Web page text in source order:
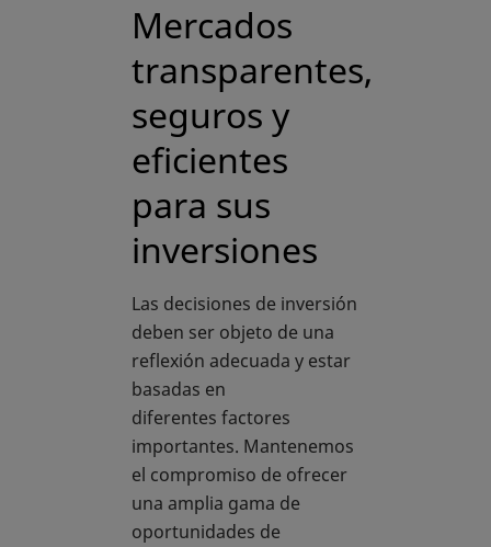
Mercados
transparentes,
seguros y
eficientes
para sus
inversiones
Las decisiones de inversión
deben ser objeto de una
reflexión adecuada y estar
basadas en
diferentes factores
importantes. Mantenemos
el compromiso de ofrecer
una amplia gama de
oportunidades de